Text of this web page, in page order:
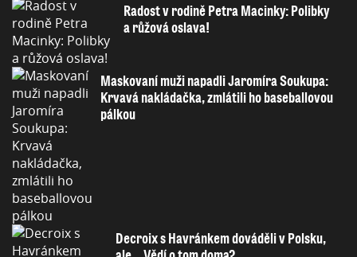
Radost v rodině Petra Macinky: Polibky
a růžová oslava!
Maskovaní muži napadli Jaromíra Soukupa:
Krvavá nakládačka, zmlátili ho baseballovou
pálkou
Decroix s Havránkem dováděli v Polsku,